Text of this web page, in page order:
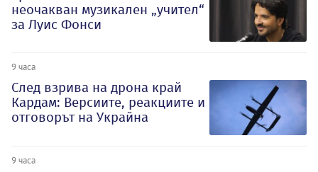
неочакван музикален „учител“
за Луис Фонси
9 часа
След взрива на дрона край
Кардам: Версиите, реакциите и
отговорът на Украйна
9 часа